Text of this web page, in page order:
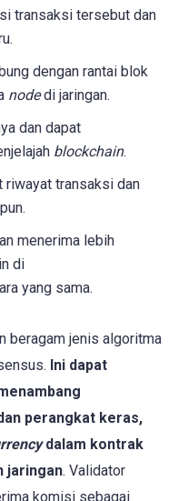
transaksi tersebut dan
dengan rantai blok
nodedi jaringan.
dan dapat
blockchain.
riwayat transaksi dan
menerima lebih
di
yang sama.
beragam jenis algoritma
Ini dapat
perangkat keras,
dalam kontrak
jaringan. Validator
komisi sebagai